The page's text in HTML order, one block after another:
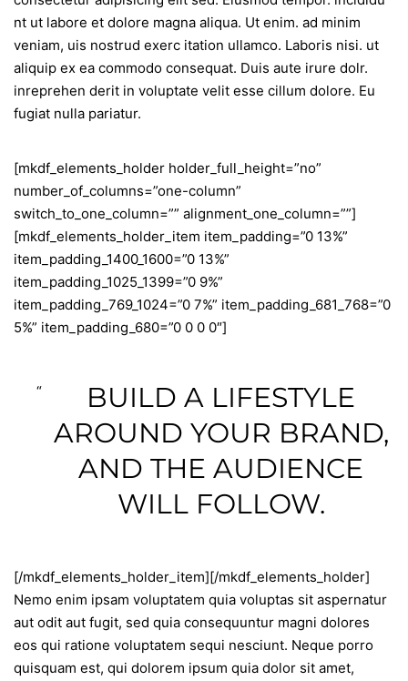
nt ut labore et dolore magna aliqua. Ut enim. ad minim
veniam, uis nostrud exerc itation ullamco. Laboris nisi. ut
aliquip ex ea commodo consequat. Duis aute irure dolr.
inreprehen derit in voluptate velit esse cillum dolore. Eu
fugiat nulla pariatur.
[mkdf_elements_holder holder_full_height=”no”
number_of_columns=”one-column”
switch_to_one_column=”” alignment_one_column=””]
[mkdf_elements_holder_item item_padding=”0 13%”
item_padding_1400_1600=”0 13%”
item_padding_1025_1399=”0 9%”
item_padding_769_1024=”0 7%” item_padding_681_768=”0
5%” item_padding_680=”0 0 0 0″]
BUILD A LIFESTYLE
AROUND YOUR BRAND,
AND THE AUDIENCE
WILL FOLLOW.
[/mkdf_elements_holder_item][/mkdf_elements_holder]
Nemo enim ipsam voluptatem quia voluptas sit aspernatur
aut odit aut fugit, sed quia consequuntur magni dolores
eos qui ratione voluptatem sequi nesciunt. Neque porro
quisquam est, qui dolorem ipsum quia dolor sit amet,